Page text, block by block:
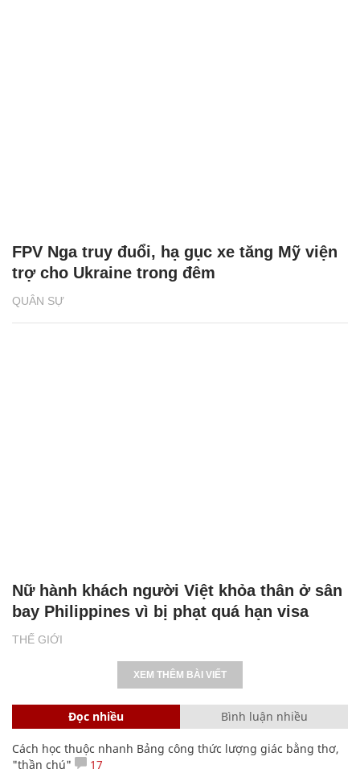
QUÂN SỰ
FPV Nga truy đuổi, hạ gục xe tăng Mỹ viện
trợ cho Ukraine trong đêm
THẾ GIỚI
Nữ hành khách người Việt khỏa thân ở sân
bay Philippines vì bị phạt quá hạn visa
XEM THÊM BÀI VIẾT
Đọc nhiều Bình luận nhiều
Cách học thuộc nhanh Bảng công thức lượng giác bằng thơ,
"thần chú"
17